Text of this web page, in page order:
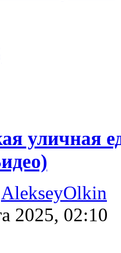
AlekseyOlkin
2025, 02:10